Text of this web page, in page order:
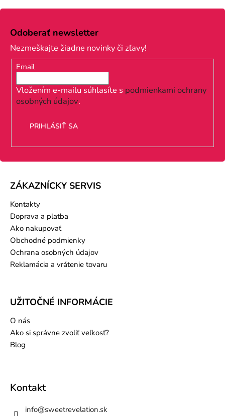
Z
Odoberať newsletter
Nezmeškajte žiadne novinky či zľavy!
Email
Vložením e-mailu súhlasíte s podmienkami ochrany
osobných údajov.
PRIHLÁSIŤ SA
ZÁKAZNÍCKY SERVIS
Kontakty
Doprava a platba
Ako nakupovať
Obchodné podmienky
Ochrana osobných údajov
Reklamácia a vrátenie tovaru
UŽITOČNÉ INFORMÁCIE
O nás
Ako si správne zvoliť veľkosť?
Blog
Kontakt
info@sweetrevelation.sk